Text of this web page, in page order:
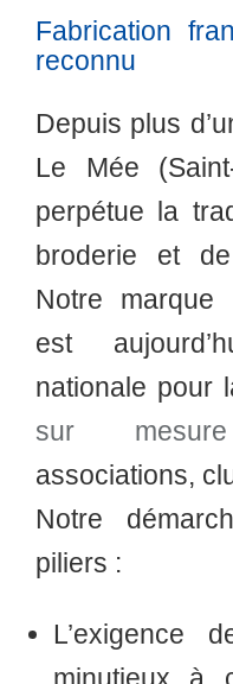
Fabrication
reconnu
Depuis plus
Le Mée
perpétue la
broderie et de
Notre marque
est
nationale pour
sur
associations,
Notre
piliers :
L’exigence